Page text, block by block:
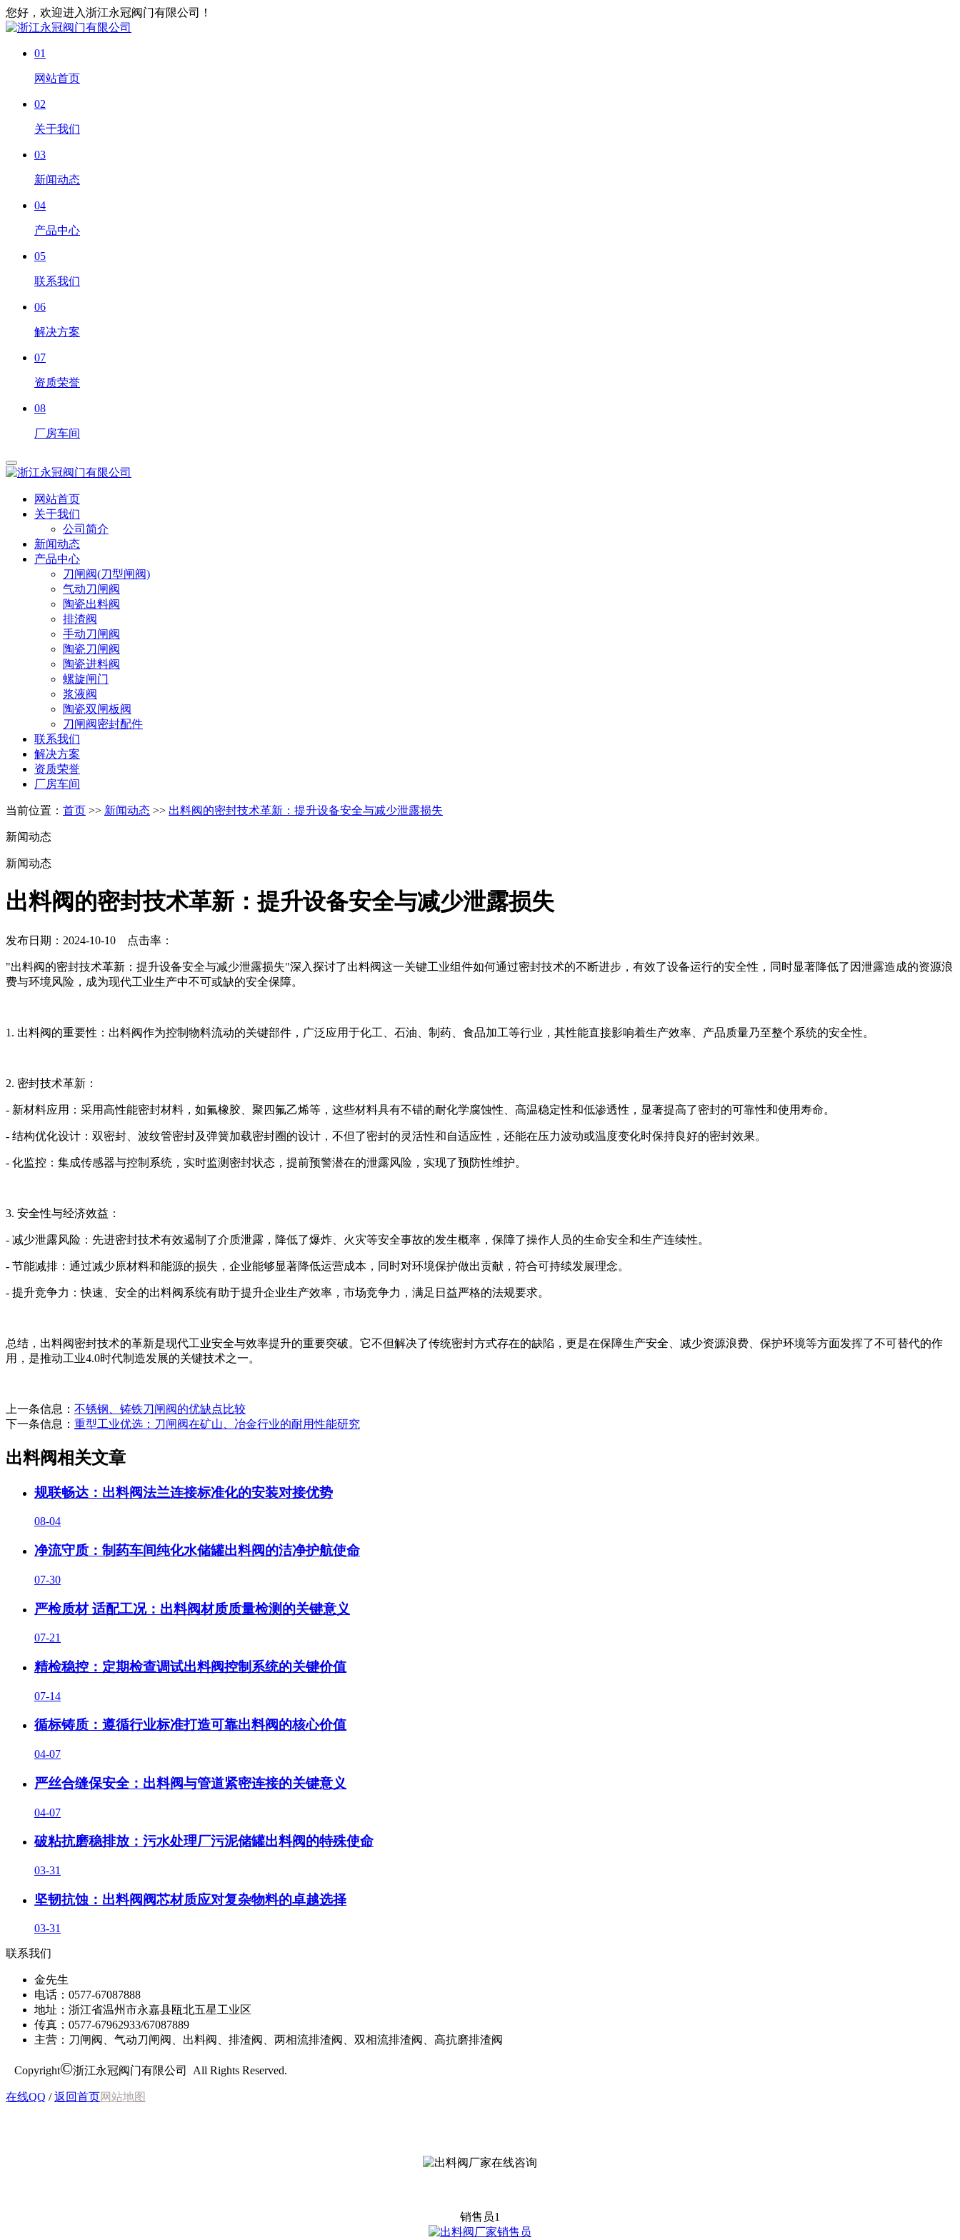
您好，欢迎进入浙江永冠阀门有限公司！
01
网站首页
02
关于我们
03
新闻动态
04
产品中心
05
联系我们
06
解决方案
07
资质荣誉
08
厂房车间
网站首页
关于我们
公司简介
新闻动态
产品中心
刀闸阀(刀型闸阀)
气动刀闸阀
陶瓷出料阀
排渣阀
手动刀闸阀
陶瓷刀闸阀
陶瓷进料阀
螺旋闸门
浆液阀
陶瓷双闸板阀
刀闸阀密封配件
联系我们
解决方案
资质荣誉
厂房车间
当前位置： 首页 >> 新闻动态 >> 出料阀的密封技术革新：提升设备安全与减少泄露损失
新闻动态
新闻动态
出料阀的密封技术革新：提升设备安全与减少泄露损失
发布日期：2024-10-10 点击率：
"出料阀的密封技术革新：提升设备安全与减少泄露损失"深入探讨了出料阀这一关键工业组件如何通过密封技术的不断进步，有效了设备运行的安全性，同时显著降低了因泄露造成的资源浪
费与环境风险，成为现代工业生产中不可或缺的安全保障。
1. 出料阀的重要性：出料阀作为控制物料流动的关键部件，广泛应用于化工、石油、制药、食品加工等行业，其性能直接影响着生产效率、产品质量乃至整个系统的安全性。
2. 密封技术革新：
- 新材料应用：采用高性能密封材料，如氟橡胶、聚四氟乙烯等，这些材料具有不错的耐化学腐蚀性、高温稳定性和低渗透性，显著提高了密封的可靠性和使用寿命。
- 结构优化设计：双密封、波纹管密封及弹簧加载密封圈的设计，不但了密封的灵活性和自适应性，还能在压力波动或温度变化时保持良好的密封效果。
- 化监控：集成传感器与控制系统，实时监测密封状态，提前预警潜在的泄露风险，实现了预防性维护。
3. 安全性与经济效益：
- 减少泄露风险：先进密封技术有效遏制了介质泄露，降低了爆炸、火灾等安全事故的发生概率，保障了操作人员的生命安全和生产连续性。
- 节能减排：通过减少原材料和能源的损失，企业能够显著降低运营成本，同时对环境保护做出贡献，符合可持续发展理念。
- 提升竞争力：快速、安全的出料阀系统有助于提升企业生产效率，市场竞争力，满足日益严格的法规要求。
总结，出料阀密封技术的革新是现代工业安全与效率提升的重要突破。它不但解决了传统密封方式存在的缺陷，更是在保障生产安全、减少资源浪费、保护环境等方面发挥了不可替代的作
用，是推动工业4.0时代制造发展的关键技术之一。
上一条信息： 不锈钢、铸铁刀闸阀的优缺点比较
下一条信息： 重型工业优选：刀闸阀在矿山、冶金行业的耐用性能研究
出料阀相关文章
规联畅达：出料阀法兰连接标准化的安装对接优势
08-04
净流守质：制药车间纯化水储罐出料阀的洁净护航使命
07-30
严检质材 适配工况：出料阀材质质量检测的关键意义
07-21
精检稳控：定期检查调试出料阀控制系统的关键价值
07-14
循标铸质：遵循行业标准打造可靠出料阀的核心价值
04-07
严丝合缝保安全：出料阀与管道紧密连接的关键意义
04-07
破粘抗磨稳排放：污水处理厂污泥储罐出料阀的特殊使命
03-31
坚韧抗蚀：出料阀阀芯材质应对复杂物料的卓越选择
03-31
联系我们
金先生
电话：0577-67087888
地址：浙江省温州市永嘉县瓯北五星工业区
传真：0577-67962933/67087889
主营：刀闸阀、气动刀闸阀、出料阀、排渣阀、两相流排渣阀、双相流排渣阀、高抗磨排渣阀
Copyright©浙江永冠阀门有限公司 All Rights Reserved.
在线QQ /返回首页 网站地图
销售员1